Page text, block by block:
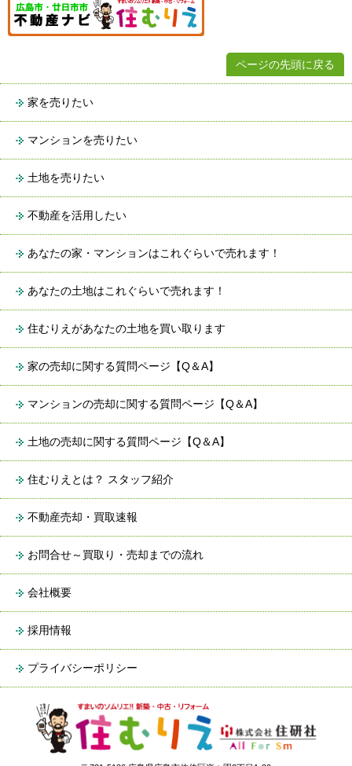
ページの先頭に戻る
家を売りたい
マンションを売りたい
土地を売りたい
不動産を活用したい
あなたの家・マンションはこれぐらいで売れます！
あなたの土地はこれぐらいで売れます！
住むりえがあなたの土地を買い取ります
家の売却に関する質問ページ【Q＆A】
マンションの売却に関する質問ページ【Q＆A】
土地の売却に関する質問ページ【Q＆A】
住むりえとは？ スタッフ紹介
不動産売却・買取速報
お問合せ～買取り・売却までの流れ
会社概要
採用情報
プライバシーポリシー